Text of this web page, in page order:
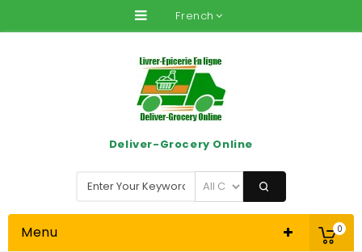
French
0
Deliver-Grocery Online
Menu